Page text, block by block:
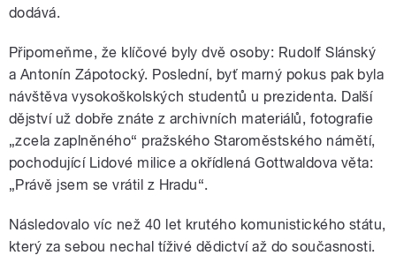
dodává.
Připomeňme, že klíčové byly dvě osoby: Rudolf Slánský
a Antonín Zápotocký. Poslední, byť marný pokus pak byla
návštěva vysokoškolských studentů u prezidenta. Další
dějství už dobře znáte z archivních materiálů, fotografie
„zcela zaplněného“ pražského Staroměstského námětí,
pochodující Lidové milice a okřídlená Gottwaldova věta:
„Právě jsem se vrátil z Hradu“.
Následovalo víc než 40 let krutého komunistického státu,
který za sebou nechal tíživé dědictví až do současnosti.